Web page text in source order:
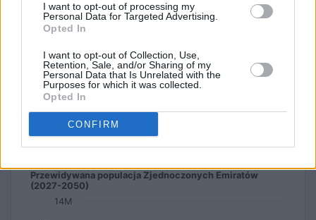
I want to opt-out of processing my
Personal Data for Targeted Advertising.
Opted In
I want to opt-out of Collection, Use,
Retention, Sale, and/or Sharing of my
Personal Data that Is Unrelated with the
Purposes for which it was collected.
Opted In
CONFIRM
Przewidywana średnia wieku
Przewidywana gęstość zaludnienia
Przewidywana długość życia Miasto / Wieś
typ wykresu:
Przewidywana populacja Zjednoczonych Emiratów
(2027-2050)
14M